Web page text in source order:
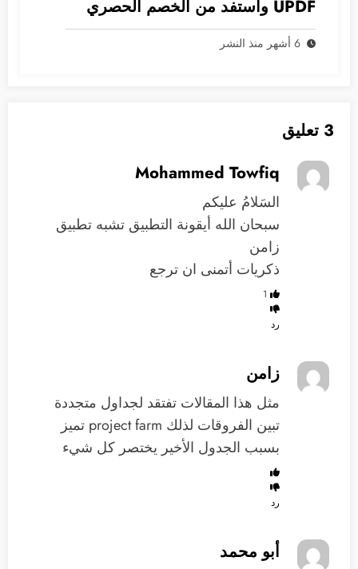
UPDF واستفد من الخصم الحصري
6 أشهر منذ النشر
3 تعليق
Mohammed Towfiq
السَلامُ عليكم
سبحان الله أيقونة التطبيق تشبه تطبيق
زامن
ذكريات أتمنى ان ترجع
1
رد
زامن
مثل هذا المقالات تفتقد لجداول متجددة
تبين الفروقات لذلك project farm تميز
بسبب الجدول الأخير يختصر كل شيء
رد
أبو محمد